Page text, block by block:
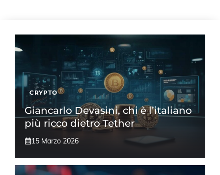
CRYPTO
Giancarlo Devasini, chi è l’italiano
più ricco dietro Tether
15 Marzo 2026